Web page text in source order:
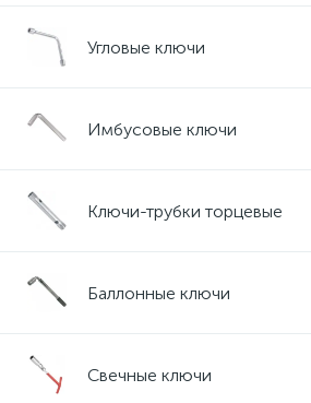
Угловые ключи
Имбусовые ключи
Ключи-трубки торцевые
Баллонные ключи
Свечные ключи